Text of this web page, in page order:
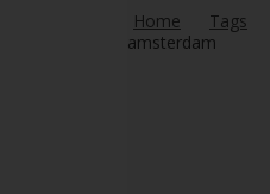
Home Tags
amsterdam